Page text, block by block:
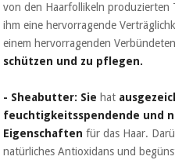
von den Haarfollikeln produzierten
ihm eine hervorragende
einem hervorragenden
schützen und zu pflegen.
- Sheabutter: Sie hat
feuchtigkeitsspendende und
Eigenschaften für das Haar.
natürliches Antioxidans und